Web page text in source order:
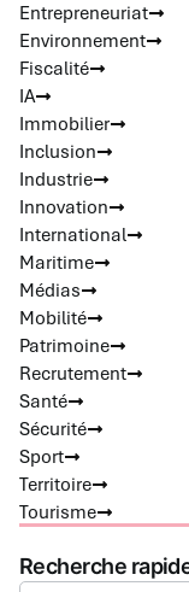
Entrepreneuriat
Environnement
Fiscalité
IA
Immobilier
Inclusion
Industrie
Innovation
International
Maritime
Médias
Mobilité
Patrimoine
Recrutement
Santé
Sécurité
Sport
Territoire
Tourisme
Recherche